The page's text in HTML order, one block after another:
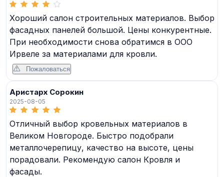
Хороший салон строительных материалов. Выбор
фасадных панелей большой. Цены конкурентные.
При необходимости снова обратимся в ООО
Ирвеле за материалами для кровли.
Пожаловаться
Аристарх Сорокин
2025-08-05
Отличный выбор кровельных материалов в
Великом Новгороде. Быстро подобрали
металлочерепицу, качество на высоте, цены
порадовали. Рекомендую салон Кровля и
фасады.